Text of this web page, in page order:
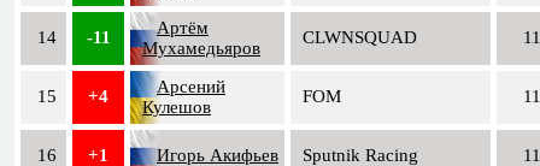
14 -11
Артём
Мухамедьяров
CLWNSQUAD 11
15 +4
Арсений
Кулешов
FOM 11
16 +1 Игорь Акифьев Sputnik Racing 11